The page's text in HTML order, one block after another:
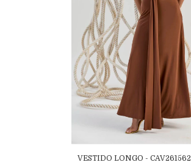
VESTIDO LONGO - CAV261562